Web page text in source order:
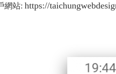
網站:https://